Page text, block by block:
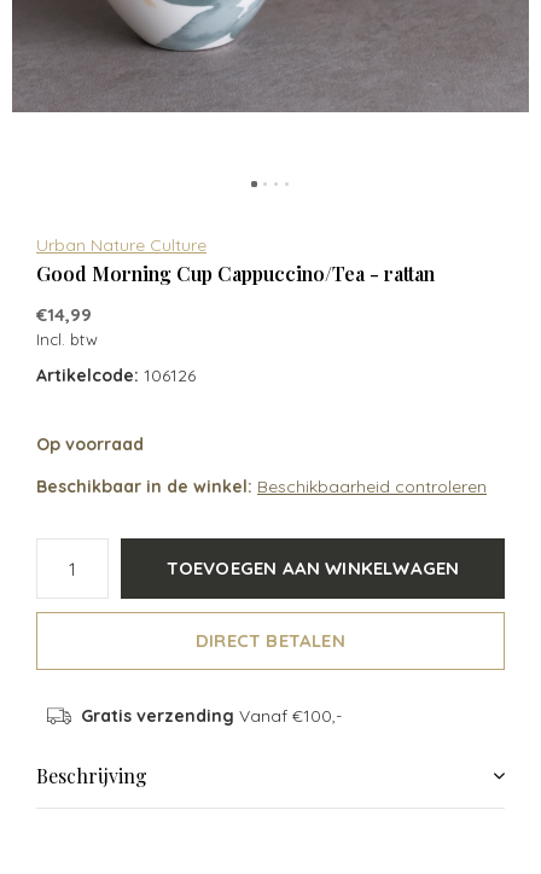
Urban Nature Culture
Good Morning Cup Cappuccino/Tea - rattan
€14,99
Incl. btw
Artikelcode: 106126
Op voorraad
Beschikbaar in de winkel: Beschikbaarheid controleren
TOEVOEGEN AAN WINKELWAGEN
DIRECT BETALEN
Gratis verzending Vanaf €100,-
Beschrijving